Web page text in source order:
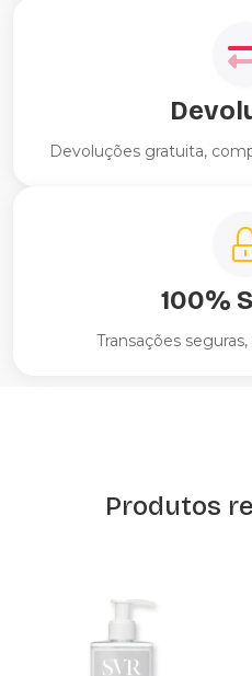
Devoluções gratuita,
100%
Transações
Produtos